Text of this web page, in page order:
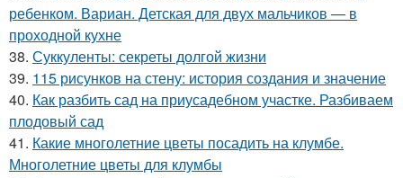
ребенком. Вариан. Детская для двух мальчиков — в
проходной кухне
38. Суккуленты: секреты долгой жизни
39. 115 рисунков на стену: история создания и значение
40. Как разбить сад на приусадебном участке. Разбиваем
плодовый сад
41. Какие многолетние цветы посадить на клумбе.
Многолетние цветы для клумбы